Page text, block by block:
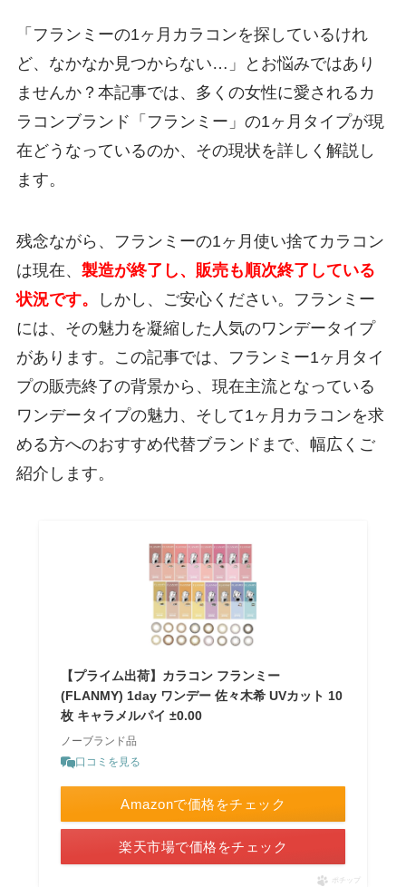
「フランミーの1ヶ月カラコンを探しているけれ
ど、なかなか見つからない…」とお悩みではあり
ませんか？本記事では、多くの女性に愛されるカ
ラコンブランド「フランミー」の1ヶ月タイプが現
在どうなっているのか、その現状を詳しく解説し
ます。
残念ながら、フランミーの1ヶ月使い捨てカラコン
は現在、 製造が終了し、販売も順次終了している
状況です。
しかし、ご安心ください。フランミー
には、その魅力を凝縮した人気のワンデータイプ
があります。この記事では、フランミー1ヶ月タイ
プの販売終了の背景から、現在主流となっている
ワンデータイプの魅力、そして1ヶ月カラコンを求
める方へのおすすめ代替ブランドまで、幅広くご
紹介します。
【プライム出荷】カラコン フランミー
(FLANMY) 1day ワンデー 佐々木希 UVカット 10
枚 キャラメルパイ ±0.00
ノーブランド品
口コミを見る
Amazonで価格をチェック
楽天市場で価格をチェック
ポチップ